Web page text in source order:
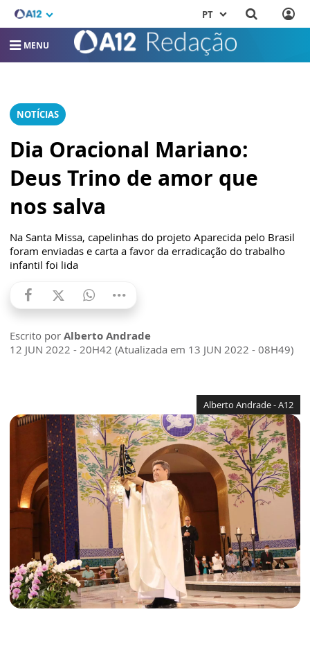
PT
MENU
NOTÍCIAS
Dia Oracional Mariano:
Deus Trino de amor que
nos salva
Na Santa Missa, capelinhas do projeto Aparecida pelo Brasil
foram enviadas e carta a favor da erradicação do trabalho
infantil foi lida
Escrito por Alberto Andrade
12 JUN 2022 - 20H42 (Atualizada em 13 JUN 2022 - 08H49)
Alberto Andrade - A12